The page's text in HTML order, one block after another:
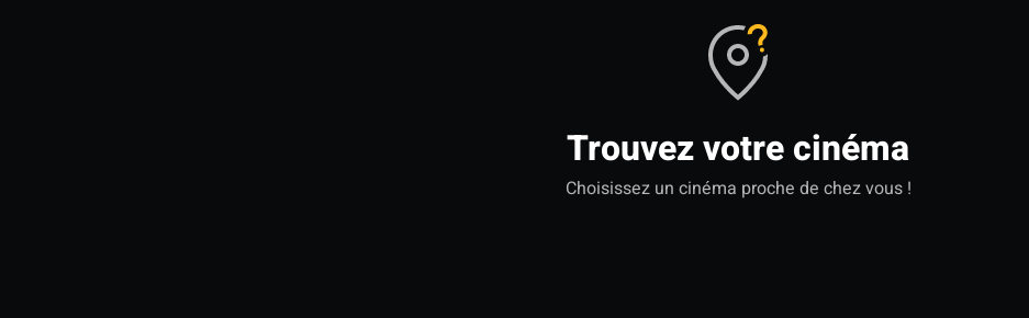
Trouvez votre cinéma
Choisissez un cinéma proche de chez vous !